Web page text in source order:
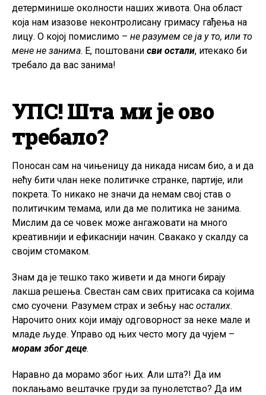
детерминише околности наших живота. Она област
која нам изазове неконтролисану гримасу гађења на
лицу. О којој помислимо – не разумем се ја у то, или то
мене не занима. Е, поштовани сви остали, итекако би
требало да вас занима!
УПС! Шта ми је ово
требало?
Поносан сам на чињеницу да никада нисам био, а и да
нећу бити члан неке политичке странке, партије, или
покрета. То никако не значи да немам свој став о
политичким темама, или да ме политика не занима.
Мислим да се човек може ангажовати на много
креативнији и ефикаснији начин. Свакако у скалду са
својим стомаком.
Знам да је тешко тако живети и да многи бирају
лакша решења. Свестан сам свих притисака са којима
смо суочени. Разумем страх и зебњу нас осталих.
Нарочито оних који имају одговорност за неке мале и
младе људе. Управо од њих често могу да чујем –
морам због деце.
Наравно да морамо због њих. Али шта?! Да им
поклањамо вештачке груди за пунолетство? Да им